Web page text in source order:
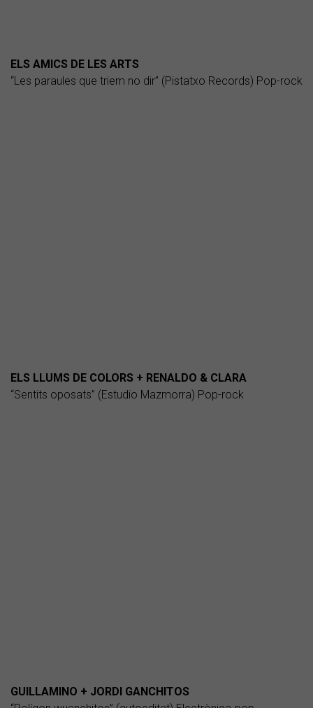
ELS AMICS DE LES ARTS
“Les paraules que triem no dir” (Pistatxo Records) Pop-rock
ELS LLUMS DE COLORS + RENALDO & CLARA
“Sentits oposats” (Estudio Mazmorra) Pop-rock
GUILLAMINO + JORDI GANCHITOS